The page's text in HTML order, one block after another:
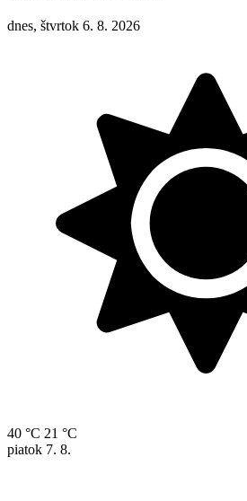
dnes, štvrtok 6. 8. 2026
40 °C 21 °C
piatok 7. 8.